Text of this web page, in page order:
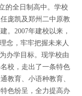
全日制高中。学校
庞凯及郑州二中原教
。2007年建校以来，
念，牢牢把握未来人
办学目标。现学校由
校，走出了一条特色
教育、小语种教育、
色纷呈，全力提高办